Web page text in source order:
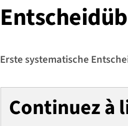
Erste systematische
Continuez à